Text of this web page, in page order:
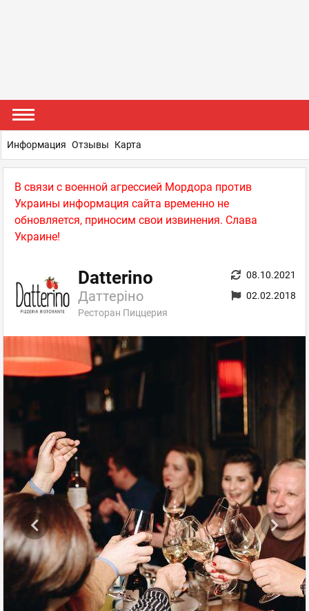
В связи с военной агрессией Мордора против
Украины информация сайта временно не
обновляется, приносим свои извинения. Слава
Украине!
Datterino
Даттеріно
Ресторан Пиццерия
08.10.2021
02.02.2018
Информация Отзывы Карта